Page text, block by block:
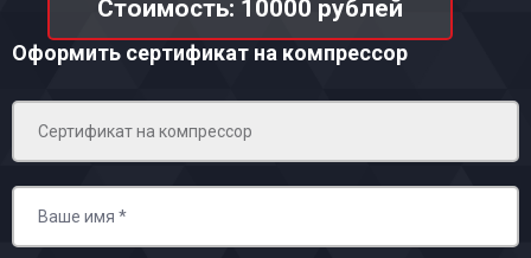
Стоимость: 10000 рублей
Оформить сертификат на компрессор